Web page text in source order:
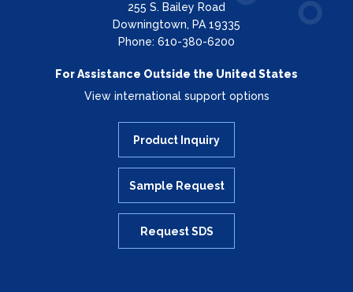
255 S. Bailey Road
Downingtown, PA 19335
Phone: 610-380-6200
For Assistance Outside the United States
View international support options
Product Inquiry
Sample Request
Request SDS